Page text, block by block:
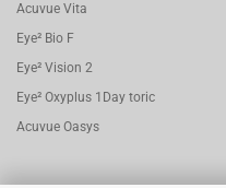
Acuvue Vita
Eye² Bio F
Eye² Vision 2
Eye² Oxyplus 1Day toric
Acuvue Oasys